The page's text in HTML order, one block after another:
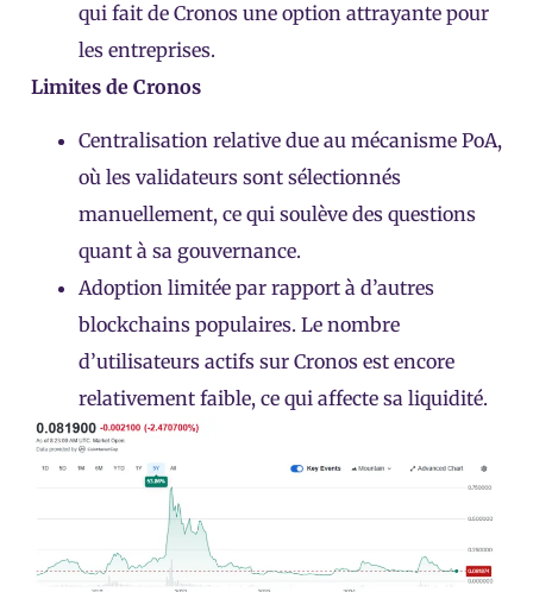
qui fait de Cronos une option attrayante pour
les entreprises.
Limites de Cronos
Centralisation relative due au mécanisme PoA,
où les validateurs sont sélectionnés
manuellement, ce qui soulève des questions
quant à sa gouvernance.
Adoption limitée par rapport à d’autres
blockchains populaires. Le nombre
d’utilisateurs actifs sur Cronos est encore
relativement faible, ce qui affecte sa liquidité.